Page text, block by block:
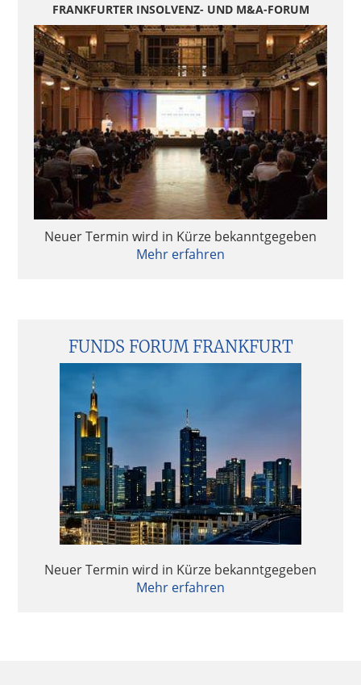
FRANKFURTER INSOLVENZ- UND M&A-FORUM
Neuer Termin wird in Kürze bekanntgegeben
Mehr erfahren
FUNDS FORUM FRANKFURT
Neuer Termin wird in Kürze bekanntgegeben
Mehr erfahren